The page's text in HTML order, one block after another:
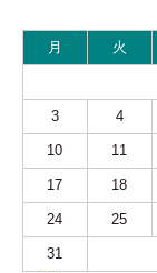
月 火
3 4
10 11
17 18
24 25
31